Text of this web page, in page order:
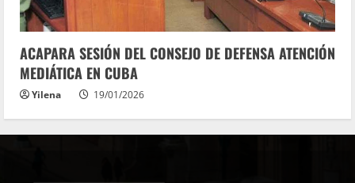
ACAPARA SESIÓN DEL CONSEJO DE DEFENSA ATENCIÓN
MEDIÁTICA EN CUBA
Yilena 19/01/2026